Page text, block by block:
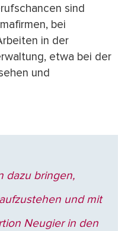
sind
bei
in der
etwa bei der
und
dazu bringen,
und mit
Neugier in den